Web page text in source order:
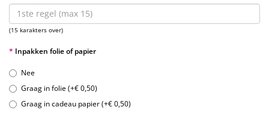
(15 karakters over)
Inpakken folie of papier
Nee
Graag in folie (+€ 0,50)
Graag in cadeau papier (+€ 0,50)